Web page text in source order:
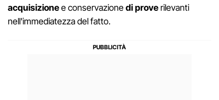
acquisizionee conservazionediprove rilevanti
nell'immediatezza del fatto.